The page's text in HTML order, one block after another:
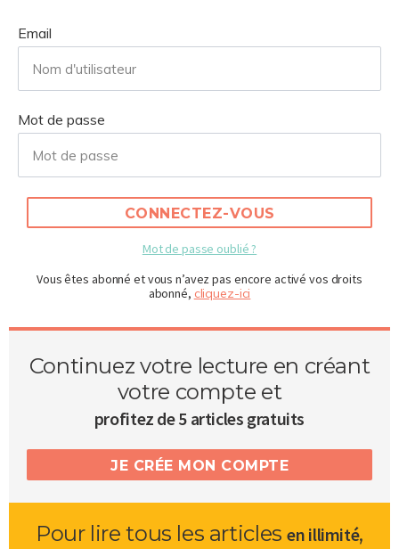
Email
Mot de passe
CONNECTEZ-VOUS
Mot de passe oublié ?
Vous êtes abonné et vous n’avez pas encore activé vos droits
abonné, cliquez-ici
Continuez votre lecture en créant
votre compte et
profitez de 5 articles gratuits
JE CRÉE MON COMPTE
Pour lire tous les articlesen illimité,